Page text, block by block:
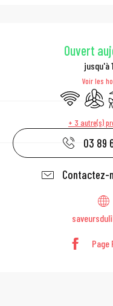
Ouvert
jusqu'à
Voir les
WiFi Air
+ 3 autre(s)
03 89
Contactez-
Page